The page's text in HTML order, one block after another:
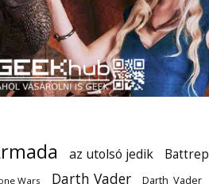
az utolsó jedik Battrep
Wars Darth Vader Darth_Vader